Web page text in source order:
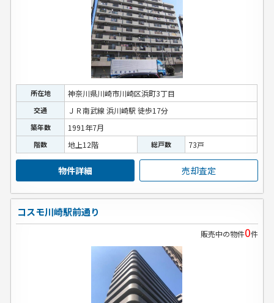
所在地 神奈川県川崎市川崎区浜町3丁目
交通 ＪＲ南武線 浜川崎駅 徒歩17分
築年数 1991年7月
階数 地上12階 総戸数 73戸
物件詳細 売却査定
コスモ川崎駅前通り
販売中の物件0件